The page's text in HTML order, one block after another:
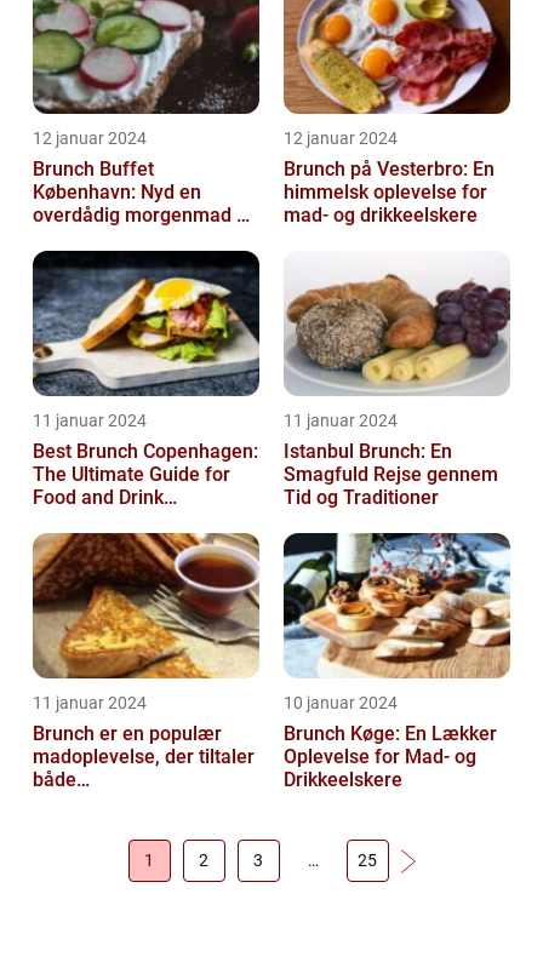
12 januar 2024
Brunch Buffet
København: Nyd en
overdådig morgenmad og
12 januar 2024
Brunch på Vesterbro: En
himmelsk oplevelse for
mad- og drikkeelskere
11 januar 2024
Best Brunch Copenhagen:
The Ultimate Guide for
Food and Drink
11 januar 2024
Istanbul Brunch: En
Smagfuld Rejse gennem
Tid og Traditioner
11 januar 2024
Brunch er en populær
madoplevelse, der tiltaler
både
10 januar 2024
Brunch Køge: En Lækker
Oplevelse for Mad- og
Drikkeelskere
1 2 3 … 25